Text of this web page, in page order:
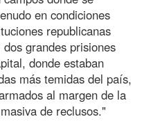
en condiciones
republicanas
grandes prisiones
donde estaban
más temidas del país,
al margen de la
de reclusos."